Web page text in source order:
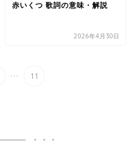
赤いくつ 歌詞の意味・解説
2026年4月30日
... 11